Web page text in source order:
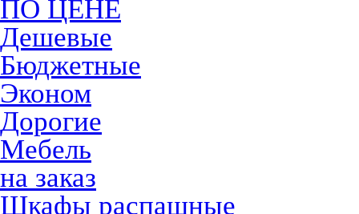
ПО ЦЕНЕ
Дешевые
Бюджетные
Эконом
Дорогие
Мебель
на заказ
Шкафы распашные